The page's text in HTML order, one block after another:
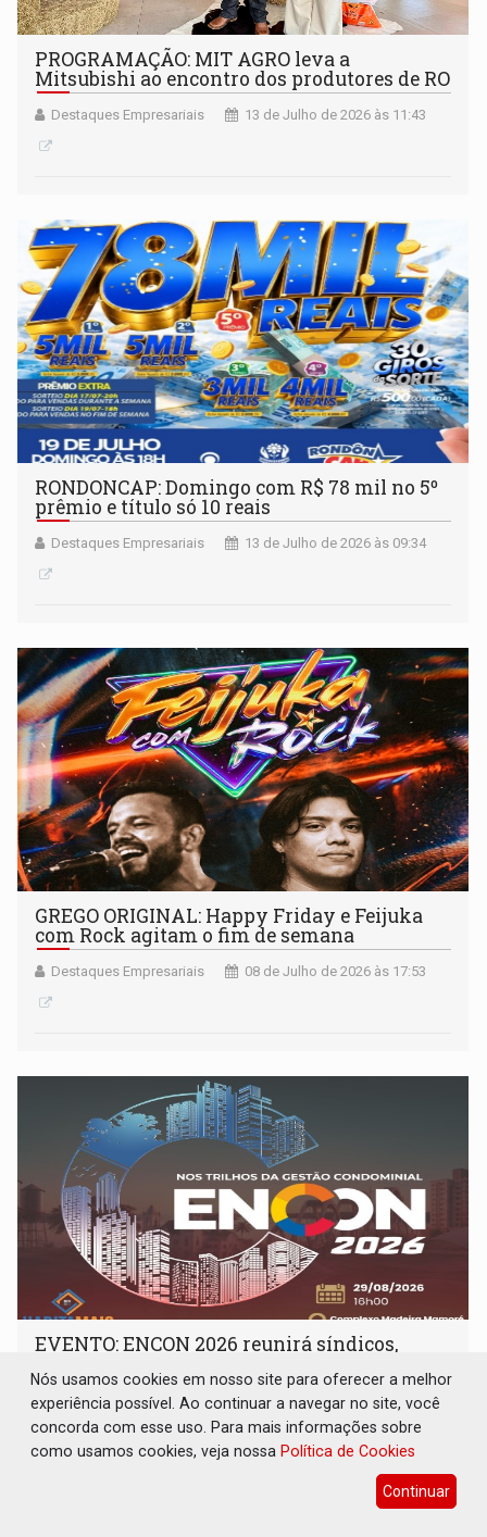
PROGRAMAÇÃO: MIT AGRO leva a
Mitsubishi ao encontro dos produtores de RO
Destaques Empresariais 13 de Julho de 2026 às 11:43
RONDONCAP: Domingo com R$ 78 mil no 5º
prêmio e título só 10 reais
Destaques Empresariais 13 de Julho de 2026 às 09:34
GREGO ORIGINAL: Happy Friday e Feijuka
com Rock agitam o fim de semana
Destaques Empresariais 08 de Julho de 2026 às 17:53
EVENTO: ENCON 2026 reunirá síndicos,
condominial
Destaques Empresariais 06 de Julho de 2026 às 17:35
Nós usamos cookies em nosso site para oferecer a melhor
experiência possível. Ao continuar a navegar no site, você
concorda com esse uso. Para mais informações sobre
como usamos cookies, veja nossa Política de Cookies
Continuar